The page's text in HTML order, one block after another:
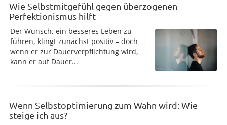
Wie Selbstmitgefühl gegen überzogenen
Perfektionismus hilft
Der Wunsch, ein besseres Leben zu
führen, klingt zunächst positiv – doch
wenn er zur Dauerverpflichtung wird,
kann er auf Dauer...
Wenn Selbstoptimierung zum Wahn wird: Wie
steige ich aus?